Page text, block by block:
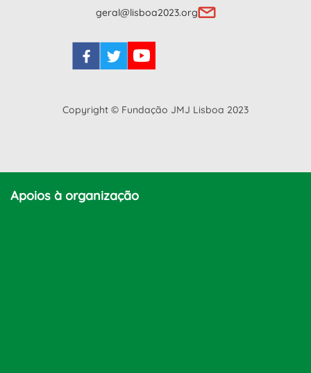
geral@lisboa2023.org
Copyright © Fundação JMJ Lisboa 2023
Apoios à organização